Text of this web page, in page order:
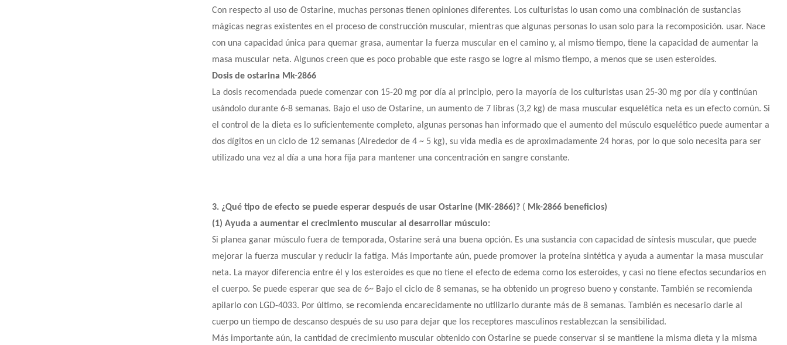
Con respecto al uso de Ostarine, muchas personas tienen opiniones diferentes. Los culturistas lo usan como una combinación de sustancias
mágicas negras existentes en el proceso de construcción muscular, mientras que algunas personas lo usan solo para la recomposición. usar. Nace
con una capacidad única para quemar grasa, aumentar la fuerza muscular en el camino y, al mismo tiempo, tiene la capacidad de aumentar la
masa muscular neta. Algunos creen que es poco probable que este rasgo se logre al mismo tiempo, a menos que se usen esteroides.
Dosisde ostarina Mk-2866
La dosis recomendada puede comenzar con 15-20 mg por día al principio, pero la mayoría de los culturistas usan 25-30 mg por día y continúan
usándolo durante 6-8 semanas. Bajo el uso de Ostarine, un aumento de 7 libras (3,2 kg) de masa muscular esquelética neta es un efecto común. Si
el control de la dieta es lo suficientemente completo, algunas personas han informado que el aumento del músculo esquelético puede aumentar a
dos dígitos en un ciclo de 12 semanas (Alrededor de 4 ~ 5 kg), su vida media es de aproximadamente 24 horas, por lo que solo necesita para ser
utilizado una vez al día a una hora fija para mantener una concentración en sangre constante.
3. ¿Qué tipo de efecto se puede esperar después de usar Ostarine (MK-2866)? ( Mk-2866 beneficios)
(1) Ayuda a aumentar el crecimiento muscular al desarrollar músculo:
Si planea ganar músculo fuera de temporada, Ostarine será una buena opción. Es una sustancia con capacidad de síntesis muscular, que puede
mejorar la fuerza muscular y reducir la fatiga. Más importante aún, puede promover la proteína sintética y ayuda a aumentar la masa muscular
neta. La mayor diferencia entre él y los esteroides es que no tiene el efecto de edema como los esteroides, y casi no tiene efectos secundarios en
el cuerpo. Se puede esperar que sea de 6~ Bajo el ciclo de 8 semanas, se ha obtenido un progreso bueno y constante. También se recomienda
apilarlo con LGD-4033. Por último, se recomienda encarecidamente no utilizarlo durante más de 8 semanas. También es necesario darle al
cuerpo un tiempo de descanso después de su uso para dejar que los receptores masculinos restablezcan la sensibilidad.
Más importante aún, la cantidad de crecimiento muscular obtenido con Ostarine se puede conservar si se mantiene la misma dieta y la misma